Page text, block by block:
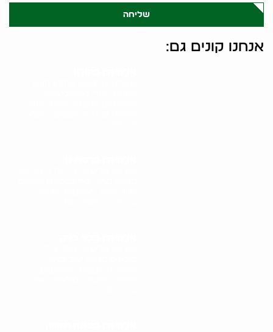
שליחה
אנחנו קונים גם: